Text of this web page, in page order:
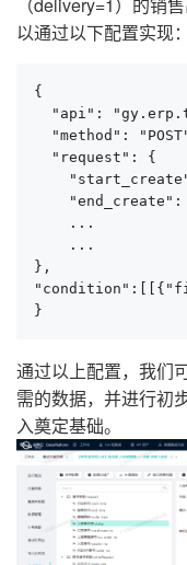
（delivery=1）的销
以通过以下配置实现：
{
"api":
"method":
  "request": {
    ...
    ...
},
}
通过以上配置，我们
需的数据，并进行初
入奠定基础。